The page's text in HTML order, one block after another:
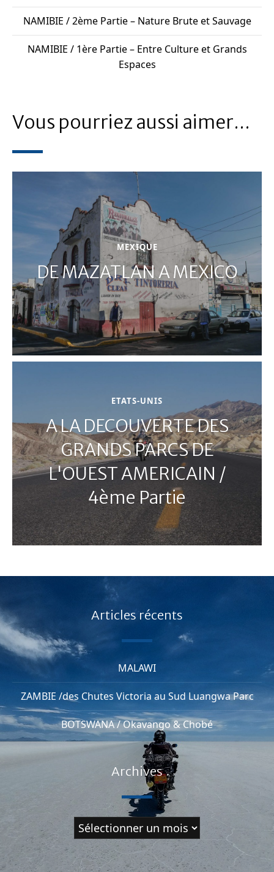
NAMIBIE / 2ème Partie – Nature Brute et Sauvage
NAMIBIE / 1ère Partie – Entre Culture et Grands
Espaces
Vous pourriez aussi aimer...
MEXIQUE
DE MAZATLAN A MEXICO
ETATS-UNIS
A LA DECOUVERTE DES
GRANDS PARCS DE
L'OUEST AMERICAIN /
4ème Partie
Articles récents
MALAWI
ZAMBIE /des Chutes Victoria au Sud Luangwa Parc
BOTSWANA / Okavango & Chobé
Archives